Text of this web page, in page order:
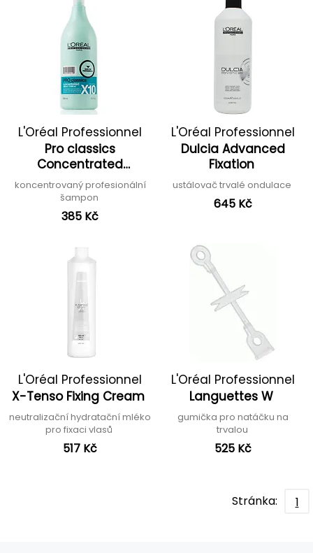
L'Oréal Professionnel
Pro classics
Concentrated
Shampoo
koncentrovaný profesionální
šampon
385 Kč
L'Oréal Professionnel
Dulcia Advanced
Fixation
ustálovač trvalé ondulace
645 Kč
L'Oréal Professionnel
X-Tenso Fixing Cream
neutralizační hydratační mléko
pro fixaci vlasů
517 Kč
L'Oréal Professionnel
Languettes W
gumička pro natáčku na
trvalou
525 Kč
Stránka: 1